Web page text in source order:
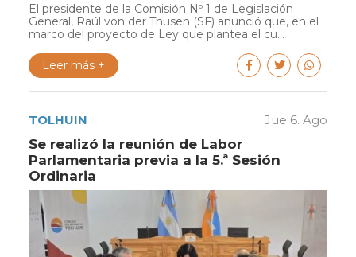
El presidente de la Comisión Nº 1 de Legislación
General, Raúl von der Thusen (SF) anunció que, en el
marco del proyecto de Ley que plantea el cu...
Leer más +
TOLHUIN Jue 6. Ago
Se realizó la reunión de Labor
Parlamentaria previa a la 5.ª Sesión
Ordinaria